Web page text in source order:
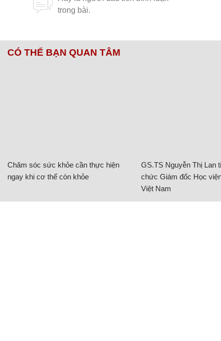
CÓ THỂ BẠN QUAN TÂM
Chăm sóc sức khỏe cần thực hiện
ngay khi cơ thể còn khỏe
GS.TS Nguyễn Thị Lan
chức Giám đốc Học
Việt Nam